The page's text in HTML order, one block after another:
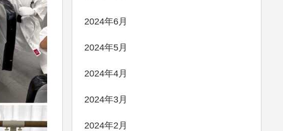
2024年6月
2024年5月
2024年4月
2024年3月
2024年2月